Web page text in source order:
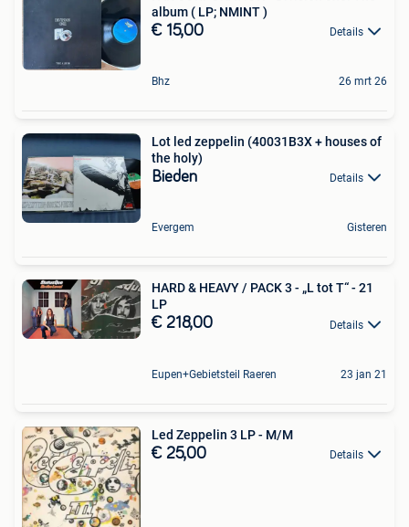
album ( LP; NMINT )
€ 15,00 Details
Bhz 26 mrt 26
Lot led zeppelin (40031B3X + houses of
the holy)
Bieden Details
Evergem Gisteren
HARD & HEAVY / PACK 3 - „L tot T“ - 21
LP
€ 218,00 Details
Eupen+Gebietsteil Raeren 23 jan 21
Led Zeppelin 3 LP - M/M
€ 25,00 Details